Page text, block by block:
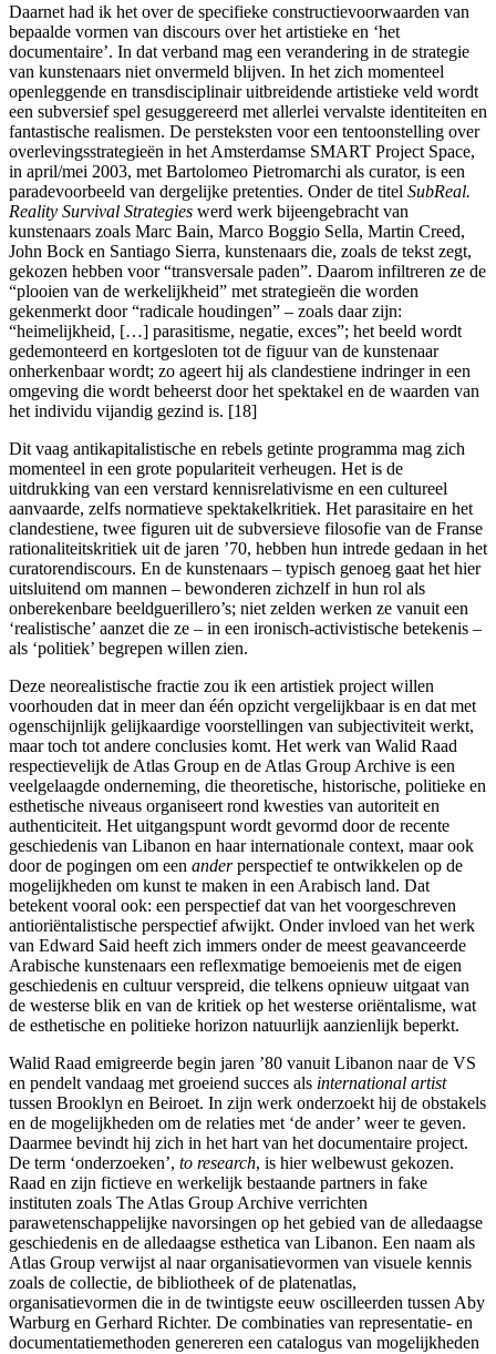
Daarnet had ik het over de specifieke constructievoorwaarden van
bepaalde vormen van discours over het artistieke en ‘het
documentaire’. In dat verband mag een verandering in de strategie
van kunstenaars niet onvermeld blijven. In het zich momenteel
openleggende en transdisciplinair uitbreidende artistieke veld wordt
een subversief spel gesuggereerd met allerlei vervalste identiteiten en
fantastische realismen. De persteksten voor een tentoonstelling over
overlevingsstrategieën in het Amsterdamse SMART Project Space,
in april/mei 2003, met Bartolomeo Pietromarchi als curator, is een
paradevoorbeeld van dergelijke pretenties. Onder de titel SubReal.
Reality Survival Strategies werd werk bijeengebracht van
kunstenaars zoals Marc Bain, Marco Boggio Sella, Martin Creed,
John Bock en Santiago Sierra, kunstenaars die, zoals de tekst zegt,
gekozen hebben voor “transversale paden”. Daarom infiltreren ze de
“plooien van de werkelijkheid” met strategieën die worden
gekenmerkt door “radicale houdingen” – zoals daar zijn:
“heimelijkheid, […] parasitisme, negatie, exces”; het beeld wordt
gedemonteerd en kortgesloten tot de figuur van de kunstenaar
onherkenbaar wordt; zo ageert hij als clandestiene indringer in een
omgeving die wordt beheerst door het spektakel en de waarden van
het individu vijandig gezind is. [18]
Dit vaag antikapitalistische en rebels getinte programma mag zich
momenteel in een grote populariteit verheugen. Het is de
uitdrukking van een verstard kennisrelativisme en een cultureel
aanvaarde, zelfs normatieve spektakelkritiek. Het parasitaire en het
clandestiene, twee figuren uit de subversieve filosofie van de Franse
rationaliteitskritiek uit de jaren ’70, hebben hun intrede gedaan in het
curatorendiscours. En de kunstenaars – typisch genoeg gaat het hier
uitsluitend om mannen – bewonderen zichzelf in hun rol als
onberekenbare beeldguerillero’s; niet zelden werken ze vanuit een
‘realistische’ aanzet die ze – in een ironisch-activistische betekenis –
als ‘politiek’ begrepen willen zien.
Deze neorealistische fractie zou ik een artistiek project willen
voorhouden dat in meer dan één opzicht vergelijkbaar is en dat met
ogenschijnlijk gelijkaardige voorstellingen van subjectiviteit werkt,
maar toch tot andere conclusies komt. Het werk van Walid Raad
respectievelijk de Atlas Group en de Atlas Group Archive is een
veelgelaagde onderneming, die theoretische, historische, politieke en
esthetische niveaus organiseert rond kwesties van autoriteit en
authenticiteit. Het uitgangspunt wordt gevormd door de recente
geschiedenis van Libanon en haar internationale context, maar ook
door de pogingen om een anderperspectief te ontwikkelen op de
mogelijkheden om kunst te maken in een Arabisch land. Dat
betekent vooral ook: een perspectief dat van het voorgeschreven
antioriëntalistische perspectief afwijkt. Onder invloed van het werk
van Edward Said heeft zich immers onder de meest geavanceerde
Arabische kunstenaars een reflexmatige bemoeienis met de eigen
geschiedenis en cultuur verspreid, die telkens opnieuw uitgaat van
de westerse blik en van de kritiek op het westerse oriëntalisme, wat
de esthetische en politieke horizon natuurlijk aanzienlijk beperkt.
Walid Raad emigreerde begin jaren ’80 vanuit Libanon naar de VS
en pendelt vandaag met groeiend succes als international artist
tussen Brooklyn en Beiroet. In zijn werk onderzoekt hij de obstakels
en de mogelijkheden om de relaties met ‘de ander’ weer te geven.
Daarmee bevindt hij zich in het hart van het documentaire project.
De term ‘onderzoeken’, to research, is hier welbewust gekozen.
Raad en zijn fictieve en werkelijk bestaande partners in fake
instituten zoals The Atlas Group Archive verrichten
parawetenschappelijke navorsingen op het gebied van de alledaagse
geschiedenis en de alledaagse esthetica van Libanon. Een naam als
Atlas Group verwijst al naar organisatievormen van visuele kennis
zoals de collectie, de bibliotheek of de platenatlas,
organisatievormen die in de twintigste eeuw oscilleerden tussen Aby
Warburg en Gerhard Richter. De combinaties van representatie- en
documentatiemethoden genereren een catalogus van mogelijkheden